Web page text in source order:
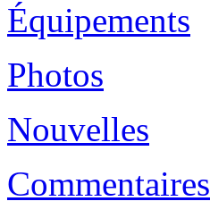
Équipements
Photos
Nouvelles
Commentaires